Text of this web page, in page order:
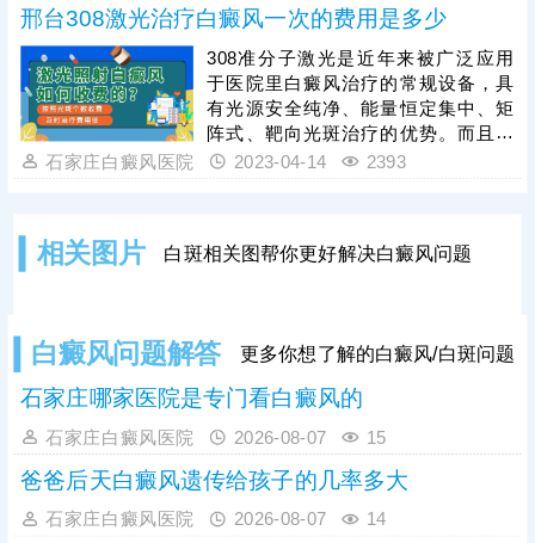
疗的安全有效性。
邢台308激光治疗白癜风一次的费用是多少
308准分子激光是近年来被广泛应用
于医院里白癜风治疗的常规设备，具
有光源安全纯净、能量恒定集中、矩
阵式、靶向光斑治疗的优势。而且激
光治白斑起效快，费用不高，远大医
石家庄白癜风医院 2023-04-14 2393
相关图片 白斑相关图帮你更好解决白癜风问题
白癜风问题解答 更多你想了解的白癜风/白斑问题
石家庄哪家医院是专门看白癜风的
石家庄白癜风医院 2026-08-07 15
爸爸后天白癜风遗传给孩子的几率多大
石家庄白癜风医院 2026-08-07 14